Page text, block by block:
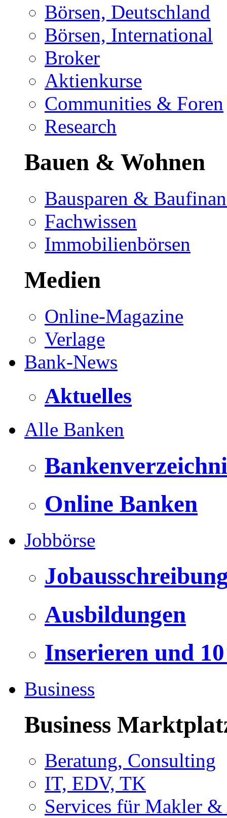
Börsen, Deutschland
Börsen, International
Broker
Aktienkurse
Communities & Foren
Research
Bauen & Wohnen
Bausparen &
Fachwissen
Immobilienbörsen
Medien
Online-Magazine
Verlage
Bank-News
Aktuelles
Alle Banken
Online Banken
Jobbörse
Ausbildungen
Inserieren und
Business
Business
Beratung, Consulting
IT, EDV, TK
Services für Makler &